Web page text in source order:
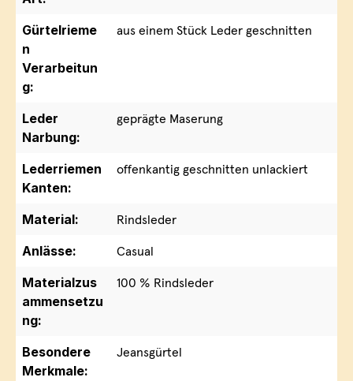
Gürtelrieme
n
Verarbeitun
g:
aus einem Stück Leder geschnitten
Leder
Narbung:
geprägte Maserung
Lederriemen
Kanten:
offenkantig geschnitten unlackiert
Material:
Rindsleder
Anlässe:
Casual
Materialzus
ammensetzu
ng:
100 % Rindsleder
Besondere
Merkmale:
Jeansgürtel